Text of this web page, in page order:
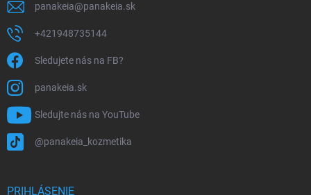
panakeia@panakeia.sk
+421948735144
Sledujete nás na FB?
panakeia.sk
Sledujte nás na YouTube
@panakeia_kozmetika
PRIHLÁSENIE